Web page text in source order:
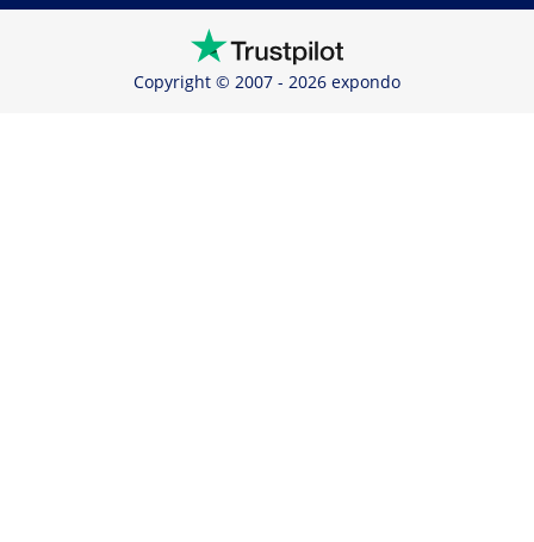
Copyright © 2007 - 2026 expondo